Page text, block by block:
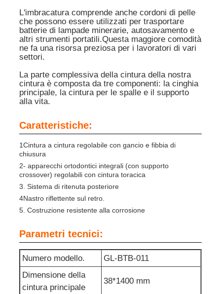
Lampade per miniere a LED
Lampade ricaricabili per coperture minerarie
lampada a tappo senza fili sotterranea
Lampade per l'estrazione del carbone
Lampada per la testa dei minatori
Lampada a prova di esplosione
Luce a striscia LED industriale
L'imbracatura comprende anche cordoni di pelle
che possono essere utilizzati per trasportare
batterie di lampade minerarie, autosavamento e
altri strumenti portatili.Questa maggiore comodità
ne fa una risorsa preziosa per i lavoratori di vari
settori.
La parte complessiva della cintura della nostra
cintura è composta da tre componenti: la cinghia
principale, la cintura per le spalle e il supporto
alla vita.
Caratteristiche:
1Cintura a cintura regolabile con gancio e fibbia di
chiusura
2- apparecchi ortodontici integrali (con supporto
crossover) regolabili con cintura toracica
3. Sistema di ritenuta posteriore
4Nastro riflettente sul retro.
5. Costruzione resistente alla corrosione
Parametri tecnici:
Numero modello.
GL-BTB-011
Dimensione della
cintura principale
38*1400 mm